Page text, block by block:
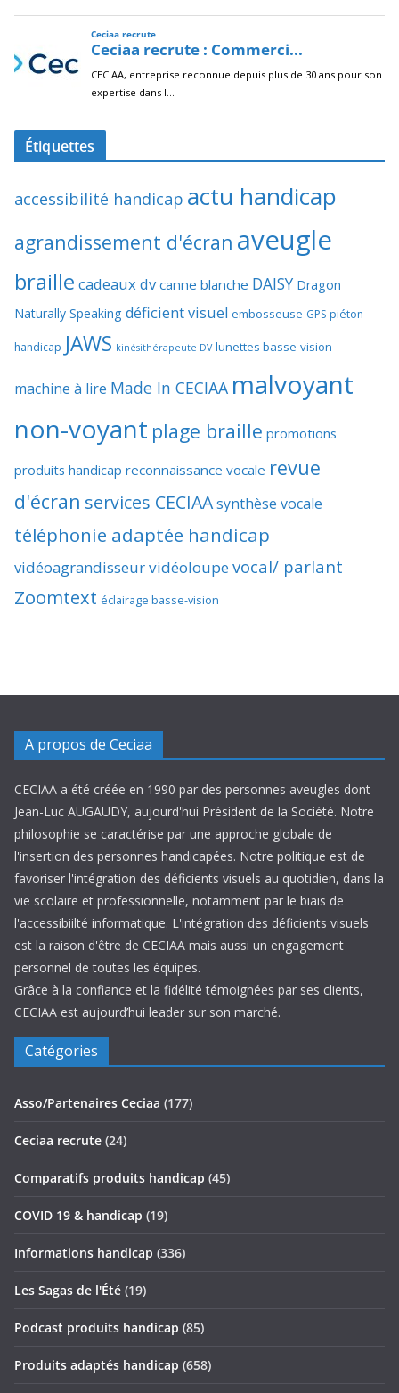
Étiquettes
accessibilité handicap actu handicap
agrandissement d'écran aveugle
braille cadeaux dv canne blanche DAISY Dragon
Naturally Speaking déficient visuel embosseuse GPS piéton
handicap JAWS kinésithérapeute DV lunettes basse-vision
machine à lire Made In CECIAA malvoyant
non-voyant plage braille promotions
produits handicap reconnaissance vocale revue
d'écran services CECIAAsynthèse vocale
téléphonie adaptée handicap
vidéoagrandisseurvidéoloupevocal/ parlant
Zoomtext éclairage basse-vision
A propos de Ceciaa
CECIAA a été créée en 1990 par des personnes aveugles dont
Jean-Luc AUGAUDY, aujourd'hui Président de la Société. Notre
philosophie se caractérise par une approche globale de
l'insertion des personnes handicapées. Notre politique est de
favoriser l'intégration des déficients visuels au quotidien, dans la
vie scolaire et professionnelle, notamment par le biais de
l'accessibiilté informatique. L'intégration des déficients visuels
est la raison d'être de CECIAA mais aussi un engagement
personnel de toutes les équipes.
Grâce à la confiance et la fidélité témoignées par ses clients,
CECIAA est aujourd’hui leader sur son marché.
Catégories
Asso/Partenaires Ceciaa (177)
Ceciaa recrute (24)
Comparatifs produits handicap (45)
COVID 19 & handicap (19)
Informations handicap (336)
Les Sagas de l'Été (19)
Podcast produits handicap (85)
Produits adaptés handicap (658)